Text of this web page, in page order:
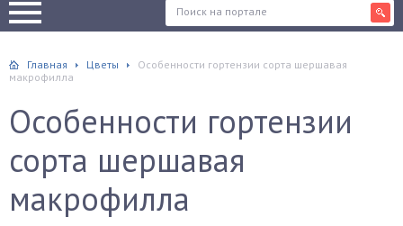
Главная Цветы
Особенности гортензии сорта шершавая
макрофилла
Особенности гортензии
сорта шершавая
макрофилла